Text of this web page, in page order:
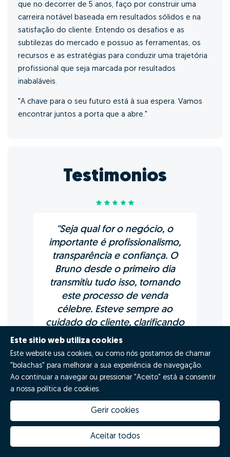
que no decorrer de 5 anos, faço por construir uma
carreira notável baseada em resultados sólidos e na
satisfação do cliente. Entendo os desafios e as
subtilezas do mercado e possuo as ferramentas, os
recursos e as estratégias para conduzir uma trajetória
profissional que seja marcada por resultados
inabaláveis.
"A chave para o seu futuro está à sua espera. Vamos
encontrar juntos a porta que a abre."
Testimonios
"Seja qual for o negócio, o
importante é profissionalismo,
transparência e confiança. O
Bruno desde o primeiro dia
transmitiu tudo isso, tornando
este processo de venda
célebre. Esteve sempre ao
cuidado do cliente, clarificando
as nossas dúvidas, o estado de
processo e o ponto da situação
da venda. O parceiro ideal.
Obrigado e votos de muito
sucesso."
Este sitio web utiliza cookies
Este website usa cookies, ou como nós gostamos de chamar
"bolachas" para melhorar a sua experiência de navegação.
Ao continuar a navegar ou pressionar "Aceito" está a consentir
a nossa política de cookies.
Gerir cookies
Aceitar todos